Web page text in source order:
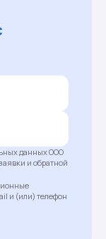
данных ООО
и обратной
и (или) телефон